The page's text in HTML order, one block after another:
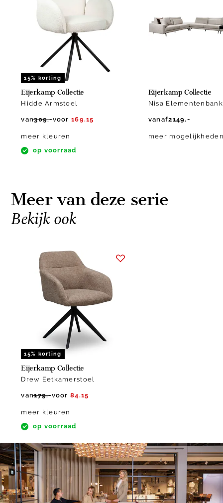
15% korting
Eijerkamp Collectie
Hidde Armstoel
van309.-voor 169.15
meer kleuren
op voorraad
Eijerkamp Collectie
Nisa Elementenbank
vanaf2149.-
meer
Meer van deze serie
Bekijk ook
15% korting
Eijerkamp Collectie
Drew Eetkamerstoel
van179.-voor 84.15
meer kleuren
op voorraad